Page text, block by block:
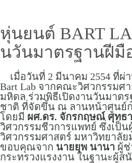
หุ่นยนต์ BART
นวันมาตรฐานฝีมื
เมื่อวันที่ 2 มีนาคม 2554 ที่ผ่
Bart Lab จากคณะวิศวกรรมศ
มหิดล ร่วมพิธีเปิดงานวันมาต
ชาติ ที่จัดขึ้น ณ ลานหน้าศูนย์
โดยมี ผศ.ดร. จักรกฤษณ์ ศุทธ
วิศวกรรมชีวการแพทย์ ซึ่งเป็
วิศวกรรมศาสตร์ มหาวิทยาลั
ขอบคุณจาก นายยุพ นานา ผู้ช่
กระทรวงแรงงาน ในฐานะผู้